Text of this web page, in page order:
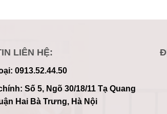
LIÊN HỆ:
0913.52.44.50
Số 5, Ngõ 30/18/11 Tạ Quang
Hai Bà Trưng, Hà Nội